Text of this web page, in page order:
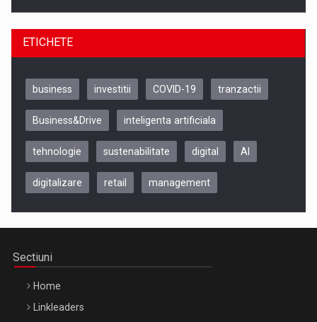
Be Inspired. Make it Happen!, CLUJ, 9 Decembrie
ETICHETE
business investitii COVID-19 tranzactii
Business&Drive inteligenta artificiala
tehnologie sustenabilitate digital AI
digitalizare retail management
Sectiuni
Home
Linkleaders